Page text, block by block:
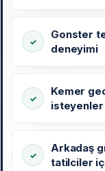
Gonster
deneyimi
Kemer
isteyenler
Arkadaş
tatilciler